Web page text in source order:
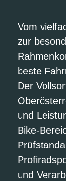
Vom
zur
beste
Der
und
Bike-
und